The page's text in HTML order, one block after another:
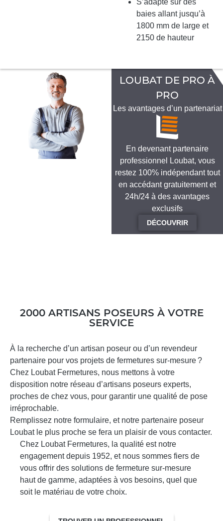
S’adapte sur des
baies allant jusqu’à
1800 mm de large et
2150 de hauteur
LOUBAT DE PRO À
PRO
Les avantages d’un partenariat
En devenant partenaire
professionnel Loubat, vous
restez 100% indépendant tout
en accédant gratuitement et
24h/24 à des avantages
exclusifs
DÉCOUVRIR
2000 ARTISANS POSEURS À VOTRE
SERVICE
À la recherche d’un artisan poseur ou d’un revendeur
partenaire pour vos projets de fermetures sur-mesure ?
Chez Loubat Fermetures, nous mettons à votre
disposition notre réseau d’artisans poseurs experts,
proches de chez vous, pour garantir une qualité de pose
irréprochable.
Remplissez notre formulaire, et notre partenaire poseur
Loubat le plus proche se fera un plaisir de vous contacter.
Chez Loubat Fermetures, la qualité est notre
engagement depuis 1952, et nous sommes fiers de
vous offrir des solutions de fermeture sur-mesure
haut de gamme, adaptées à vos besoins, quel que
soit le matériau de votre choix.